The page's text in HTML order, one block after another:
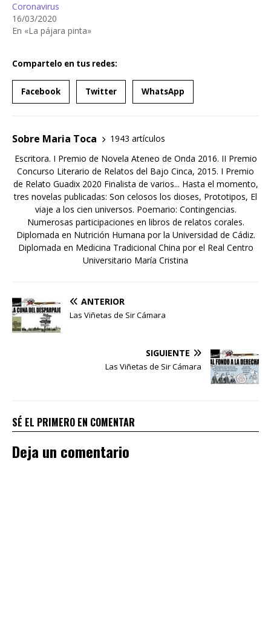
Coronavirus
16/03/2020
En «La pájara pinta»
Compartelo en tus redes:
Facebook Twitter WhatsApp
Sobre Maria Toca
1943 artículos
Escritora. I Premio de Novela Ateneo de Onda 2016. II Premio
Concurso Literario de Relatos del Bajo Cinca, 2015. I Premio
de Relato Guadix 2020 Finalista de varios... Hasta el momento,
tres novelas publicadas: Son celosos los dioses, Prototipos, El
viaje a los cien universos. Poemario: Contingencias.
Numerosas participaciones en libros de relatos corales.
Diplomada en Nutrición Humana por la Universidad de Cádiz.
Diplomada en Medicina Tradicional China por el Real Centro
Universitario María Cristina
ANTERIOR
Las Viñetas de Sir Cámara
SIGUIENTE
Las Viñetas de Sir Cámara
SÉ EL PRIMERO EN COMENTAR
Deja un comentario